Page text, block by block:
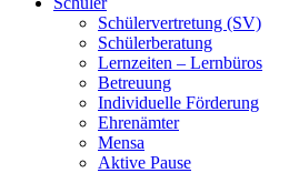
Schülervertretung (SV)
Schülerberatung
Lernzeiten – Lernbüros
Betreuung
Individuelle Förderung
Ehrenämter
Mensa
Aktive Pause